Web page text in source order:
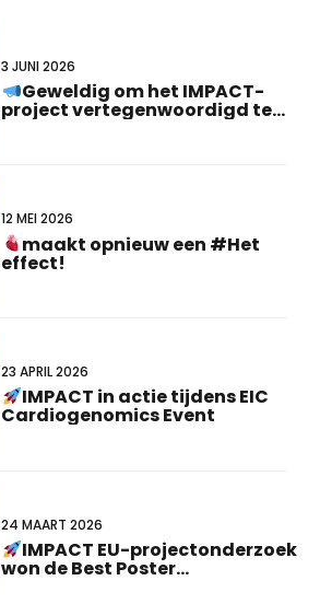
3 JUNI 2026
Geweldig om het IMPACT-
project vertegenwoordigd te
12 MEI 2026
maakt opnieuw een #Het
effect!
23 APRIL 2026
IMPACT in actie tijdens EIC
Cardiogenomics Event
24 MAART 2026
IMPACT EU-projectonderzoek
won de Best Poster